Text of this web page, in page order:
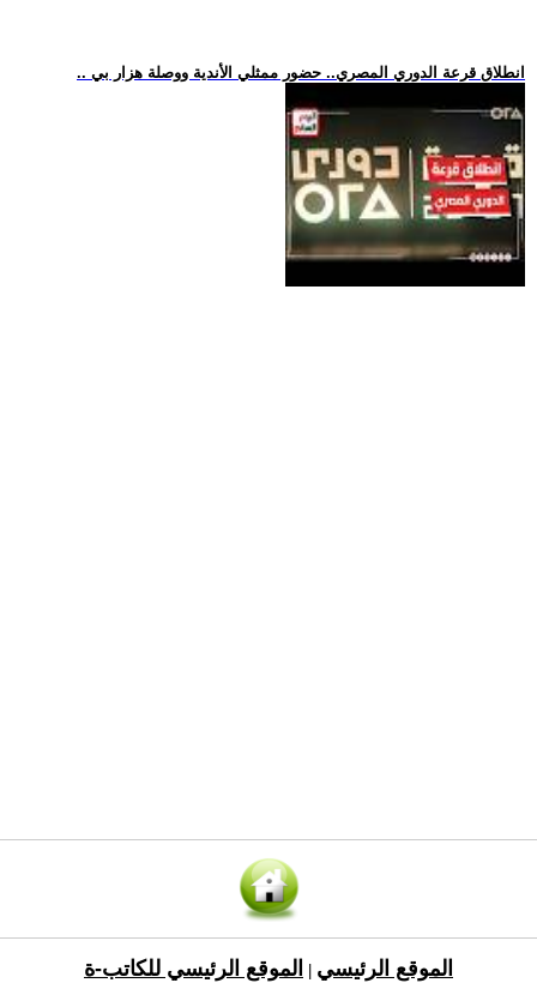
.. انطلاق قرعة الدوري المصري.. حضور ممثلي الأندية ووصلة هزار بي
الموقع الرئيسي الموقع الرئيسي للكاتب-ة